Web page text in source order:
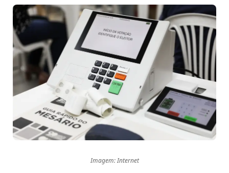
Imagem: Internet